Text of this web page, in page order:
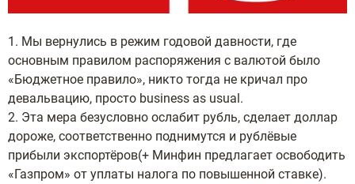
1. Мы вернулись в режим годовой давности, где
основным правилом распоряжения с валютой было
«Бюджетное правило», никто тогда не кричал про
девальвацию, просто business as usual.
2. Эта мера безусловно ослабит рубль, сделает доллар
дороже, соответственно поднимутся и рублёвые
прибыли экспортёров(+ Минфин предлагает освободить
«Газпром» от уплаты налога по повышенной ставке).